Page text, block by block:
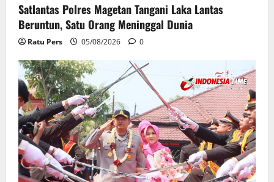
Satlantas Polres Magetan Tangani Laka Lantas
Beruntun, Satu Orang Meninggal Dunia
Ratu Pers 05/08/2026 0